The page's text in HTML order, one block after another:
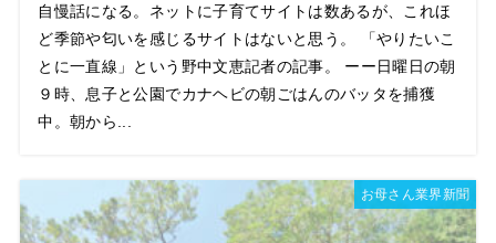
自慢話になる。ネットに子育てサイトは数あるが、これほ
ど季節や匂いを感じるサイトはないと思う。 「やりたいこ
とに一直線」という野中文恵記者の記事。 ーー日曜日の朝
９時、息子と公園でカナヘビの朝ごはんのバッタを捕獲
中。朝から...
お母さん業界新聞